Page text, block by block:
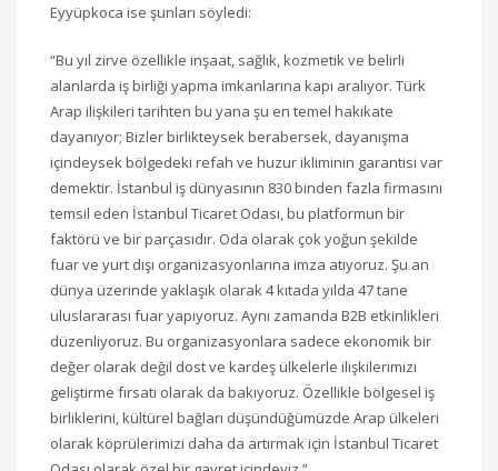
Eyyüpkoca ise şunları söyledi:
“Bu yıl zirve özellikle inşaat, sağlık, kozmetik ve belirli
alanlarda iş birliği yapma imkanlarına kapı aralıyor. Türk
Arap ilişkileri tarihten bu yana şu en temel hakikate
dayanıyor; Bizler birlikteysek berabersek, dayanışma
içindeysek bölgedeki refah ve huzur ikliminin garantisi var
demektir. İstanbul iş dünyasının 830 binden fazla firmasını
temsil eden İstanbul Ticaret Odası, bu platformun bir
faktörü ve bir parçasıdır. Oda olarak çok yoğun şekilde
fuar ve yurt dışı organizasyonlarına imza atıyoruz. Şu an
dünya üzerinde yaklaşık olarak 4 kıtada yılda 47 tane
uluslararası fuar yapıyoruz. Aynı zamanda B2B etkinlikleri
düzenliyoruz. Bu organizasyonlara sadece ekonomik bir
değer olarak değil dost ve kardeş ülkelerle ilişkilerimizi
geliştirme fırsatı olarak da bakıyoruz. Özellikle bölgesel iş
birliklerini, kültürel bağları düşündüğümüzde Arap ülkeleri
olarak köprülerimizi daha da artırmak için İstanbul Ticaret